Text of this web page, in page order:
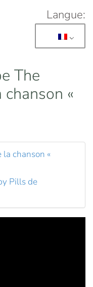
Langue:
The
«
chanson «
Pills de